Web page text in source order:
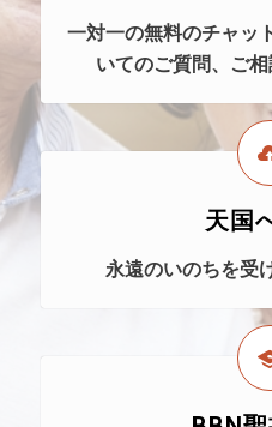
一対一の無料のチャッ
いてのご質問、ご相
天国
永遠のいのちを受